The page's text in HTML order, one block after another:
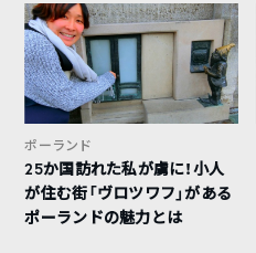
ポーランド
25か国訪れた私が虜に！小人
が住む街「ヴロツワフ」がある
ポーランドの魅力とは